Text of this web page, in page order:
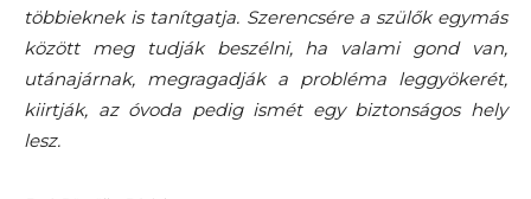
többieknek is tanítgatja. Szerencsére a szülők egymás
között meg tudják beszélni, ha valami gond van,
utánajárnak, megragadják a probléma leggyökerét,
kiirtják, az óvoda pedig ismét egy biztonságos hely
lesz.